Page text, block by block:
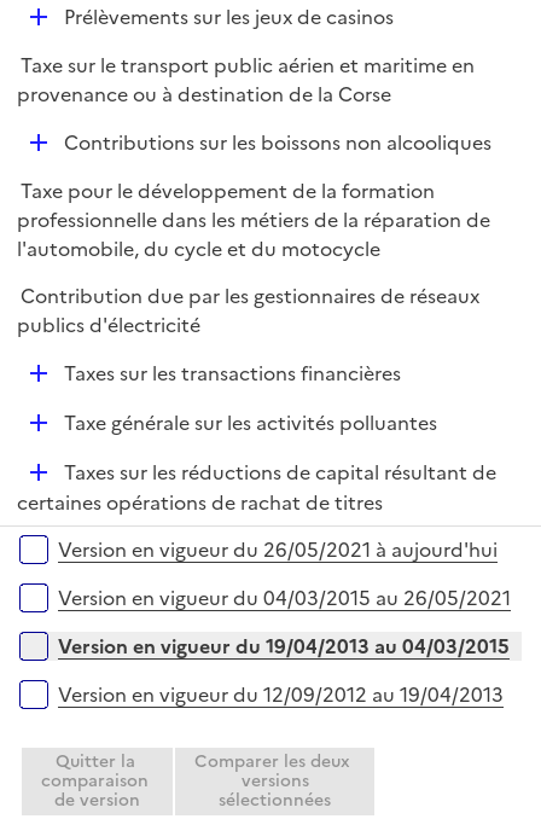
D
p
l
r
Prélèvements sur les jeux de casinos
Taxe sur le transport public aérien et maritime en
provenance ou à destination de la Corse
D
p
l
i
e
r
Contributions sur les boissons non alcooliques
Taxe pour le développement de la formation
professionnelle dans les métiers de la réparation de
l'automobile, du cycle et du motocycle
Contribution due par les gestionnaires de réseaux
publics d'électricité
D
e
r
Taxes sur les transactions financières
D
l
e
r
Taxe générale sur les activités polluantes
D
é
p
e
r
Taxes sur les réductions de capital résultant de
certaines opérations de rachat de titres
Versions sur la période
Version en vigueur du 26/05/2021 à aujourd'hui
Version en vigueur du 04/03/2015 au 26/05/2021
Version en vigueur du 19/04/2013 au 04/03/2015
Version en vigueur du 12/09/2012 au 19/04/2013
Quitter la
comparaison
de version
Comparer les deux
versions
sélectionnées